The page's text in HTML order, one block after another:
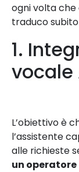
ogni volta
traduco
1.
vocale
L’obiettivo è
l’assistente
alle richieste
un operatore